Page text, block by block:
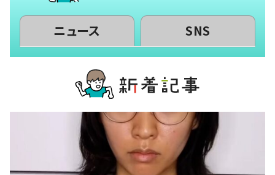
ニュース SNS